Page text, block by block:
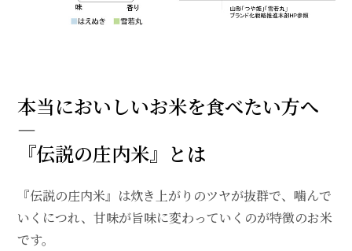
本当においしいお米を食べたい方へ
―
『伝説の庄内米』とは
『伝説の庄内米』は炊き上がりのツヤが抜群で、噛んで
いくにつれ、甘味が旨味に変わっていくのが特徴のお米
です。